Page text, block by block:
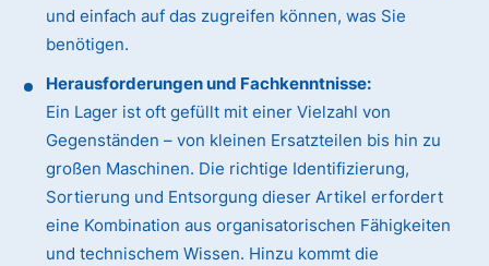
und einfach auf das zugreifen können, was Sie
benötigen.
Herausforderungen und Fachkenntnisse:
Ein Lager ist oft gefüllt mit einer Vielzahl von
Gegenständen – von kleinen Ersatzteilen bis hin zu
großen Maschinen. Die richtige Identifizierung,
Sortierung und Entsorgung dieser Artikel erfordert
eine Kombination aus organisatorischen Fähigkeiten
und technischem Wissen. Hinzu kommt die